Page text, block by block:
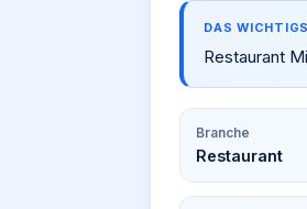
DAS
Restaurant
Branche
Restaurant